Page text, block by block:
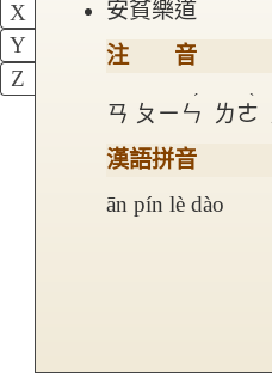
X
Y
Z
安貧樂道
注 音
ㄢ ㄆㄧㄣ
ˊ
ㄌㄜ
ˋ
漢語拼音
ān pín lè dào